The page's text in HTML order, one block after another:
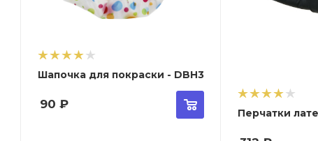
Шапочка для покраски - DBH3
90 ₽
Перчатки